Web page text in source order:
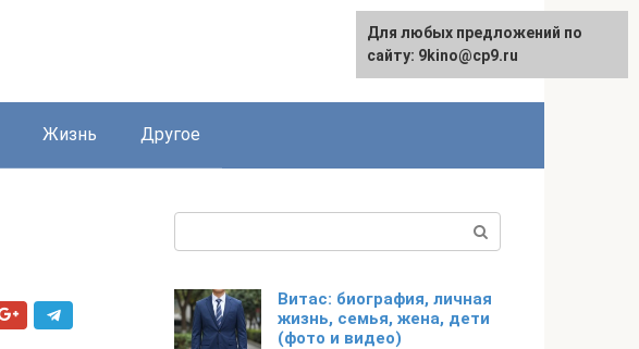
English
Жизнь Другое
Витас: биография, личная
жизнь, семья, жена, дети
(фото и видео)
Для любых предложений по
сайту: 9kino@cp9.ru